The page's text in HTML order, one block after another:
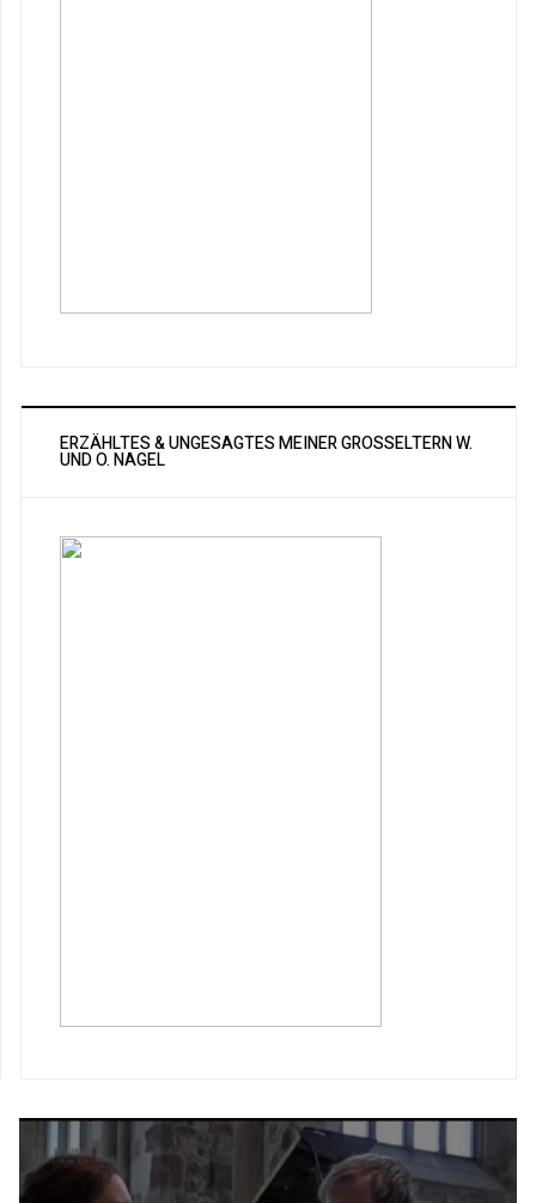
ERZÄHLTES & UNGESAGTES MEINER GROSSELTERN W. U
ND O. NAGEL